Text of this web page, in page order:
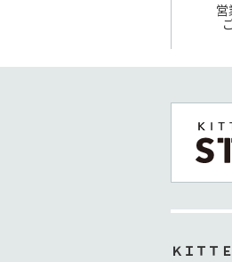
ＫＩＴＴ